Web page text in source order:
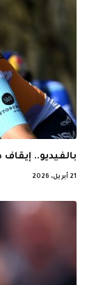
بالفيديو..
21 أبريل، 2026